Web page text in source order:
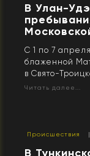
В Улан-
С 1 по 7
блаженной
в Свято-
Читать далее...
Происшествия
В